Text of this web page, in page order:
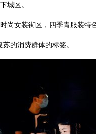
城区。
女装街区，四季青服装特
的消费群体的标签。